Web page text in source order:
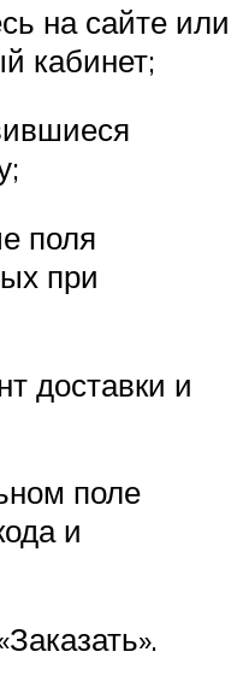
на сайте или
кабинет;
поля
при
доставки и
поле
и